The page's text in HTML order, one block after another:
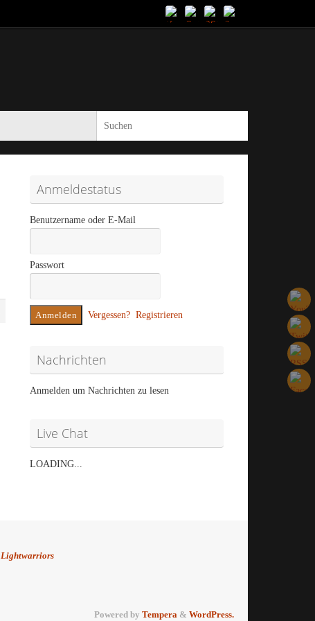
Anmeldestatus
Benutzername oder E-Mail
Passwort
Vergessen? Registrieren
Nachrichten
Anmelden um Nachrichten zu lesen
Live Chat
LOADING...
Lightwarriors
Powered by Tempera & WordPress.